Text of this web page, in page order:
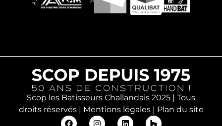
Scop les Batisseurs Challandais 2025 | Tous
droits réservés | Mentions légales| Plan du site